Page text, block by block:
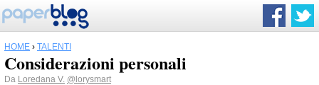
HOME › TALENTI
Considerazioni personali
Da Loredana V. @lorysmart